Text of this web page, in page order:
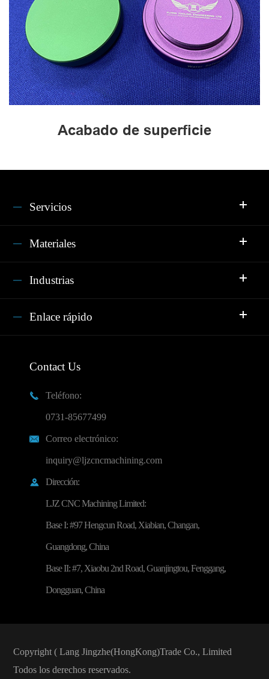
Acabado de superficie
Servicios
Materiales
Industrias
Enlace rápido
Contact Us

Teléfono:
0731-85677499

Correo electrónico:
inquiry@ljzcncmachining.com

Dirección:
LJZ CNC Machining Limited:
Base I: #97 Hengcun Road, Xiabian, Changan,
Guangdong, China
Base II: #7, Xiaobu 2nd Road, Guanjingtou, Fenggang,
Dongguan, China
Copyright ( Lang Jingzhe(HongKong)Trade Co., Limited
Todos los derechos reservados.